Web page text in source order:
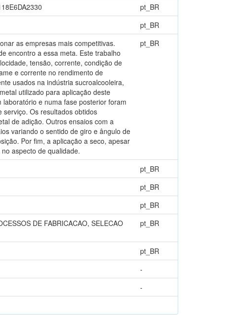
pt_BR
pt_BR
as empresas mais competitivas.
encontro a essa meta. Este trabalho
tensão, corrente, condição de
e corrente no rendimento de
usados na indústria sucroalcooleira,
utilizado para aplicação deste
e numa fase posterior foram
Os resultados obtidos
de adição. Outros ensaios com a
variando o sentido de giro e ângulo de
Por fim, a aplicação a seco, apesar
aspecto de qualidade.
pt_BR
pt_BR
pt_BR
pt_BR
DE FABRICACAO, SELECAO
pt_BR
pt_BR
-
-